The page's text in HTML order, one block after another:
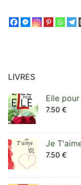
LIVRES
Elle
7.50 €
Je
7.50 €